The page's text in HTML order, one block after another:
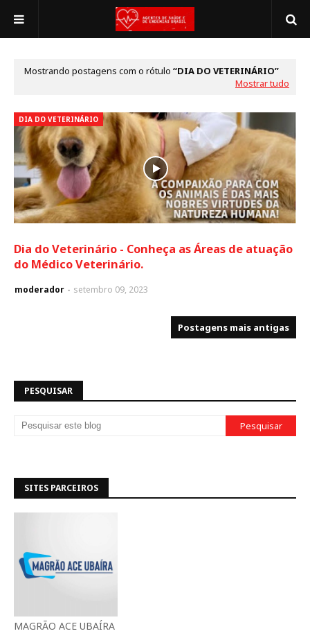
Mostrando postagens com o rótulo
DIA DO VETERINÁRIO
Mostrar tudo
DIA DO VETERINÁRIO
Dia do Veterinário - Conheça as Áreas de atuação
do Médico Veterinário.
moderador setembro 09, 2023
Postagens mais antigas
PESQUISAR
SITES PARCEIROS
MAGRÃO ACE UBAÍRA